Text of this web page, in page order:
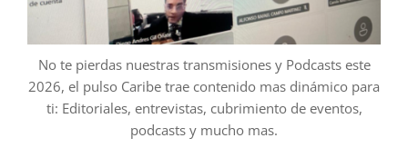
No te pierdas nuestras transmisiones y Podcasts este
2026, el pulso Caribe trae contenido mas dinámico para
ti: Editoriales, entrevistas, cubrimiento de eventos,
podcasts y mucho mas.